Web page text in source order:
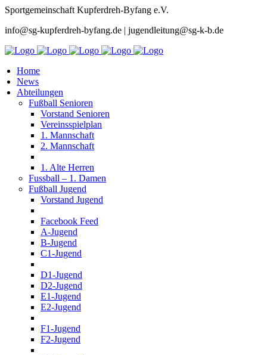
Sportgemeinschaft Kupferdreh-Byfang e.V.
info@sg-kupferdreh-byfang.de | jugendleitung@sg-k-b.de
Home
News
Abteilungen
Fußball Senioren
Vorstand Senioren
Vereinsspielplan
1. Mannschaft
2. Mannschaft
1. Alte Herren
Fussball – 1. Damen
Fußball Jugend
Vorstand Jugend
Facebook Feed
A-Jugend
B-Jugend
C1-Jugend
D1-Jugend
D2-Jugend
E1-Jugend
E2-Jugend
F1-Jugend
F2-Jugend